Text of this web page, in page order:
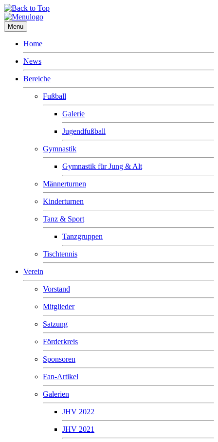
Menu
Home
News
Bereiche
Fußball
Galerie
Jugendfußball
Gymnastik
Gymnastik für Jung & Alt
Männerturnen
Kinderturnen
Tanz & Sport
Tanzgruppen
Tischtennis
Verein
Vorstand
Mitglieder
Satzung
Förderkreis
Sponsoren
Fan-Artikel
Galerien
JHV 2022
JHV 2021